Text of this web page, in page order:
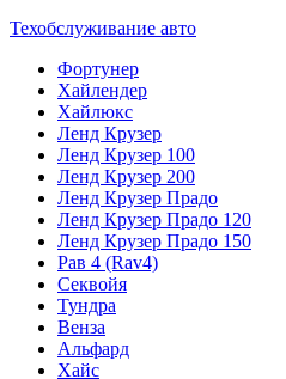
Техобслуживание авто
Фортунер
Хайлендер
Хайлюкс
Ленд Крузер
Ленд Крузер 100
Ленд Крузер 200
Ленд Крузер Прадо
Ленд Крузер Прадо 120
Ленд Крузер Прадо 150
Рав 4 (Rav4)
Секвойя
Тундра
Венза
Альфард
Хайс